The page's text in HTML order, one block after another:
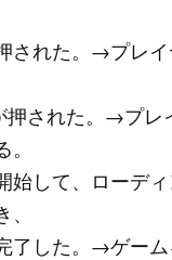
された。→プレ
押された。→プレ
始して、ローデ
了した。→ゲーム